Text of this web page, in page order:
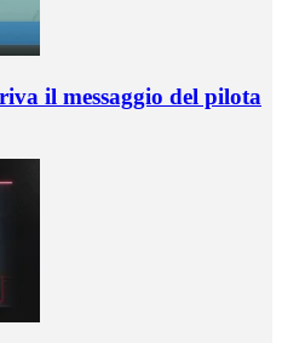
il messaggio del pilota